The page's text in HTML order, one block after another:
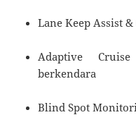
Lane Keep Assist
Adaptive
berkendara
Blind Spot